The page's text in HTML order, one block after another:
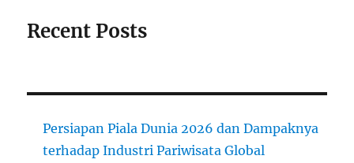
Recent Posts
Persiapan Piala Dunia 2026 dan Dampaknya
terhadap Industri Pariwisata Global